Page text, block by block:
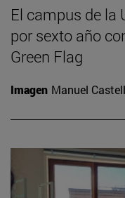
El campus de la
por sexto año
Green Flag
Imagen Manuel